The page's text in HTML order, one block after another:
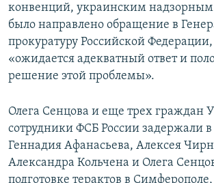
конвенций, украинским надзорным
было направлено обращение в
прокуратуру Российской
«ожидается адекватный ответ и
решение этой проблемы».
Олега Сенцова и еще трех граждан
сотрудники ФСБ России задержали
Геннадия Афанасьева, Алексея
Александра Кольчена и Олега
подготовке терактов в